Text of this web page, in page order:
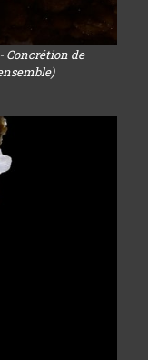
Concrétion de